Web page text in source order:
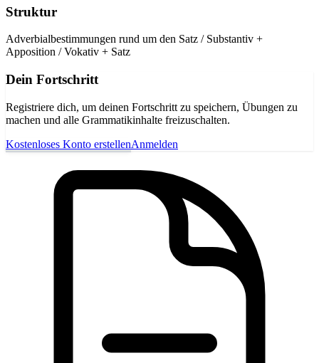
Struktur
Adverbialbestimmungen rund um den Satz / Substantiv +
Apposition / Vokativ + Satz
Dein Fortschritt
Registriere dich, um deinen Fortschritt zu speichern, Übungen zu
machen und alle Grammatikinhalte freizuschalten.
Kostenloses Konto erstellenAnmelden